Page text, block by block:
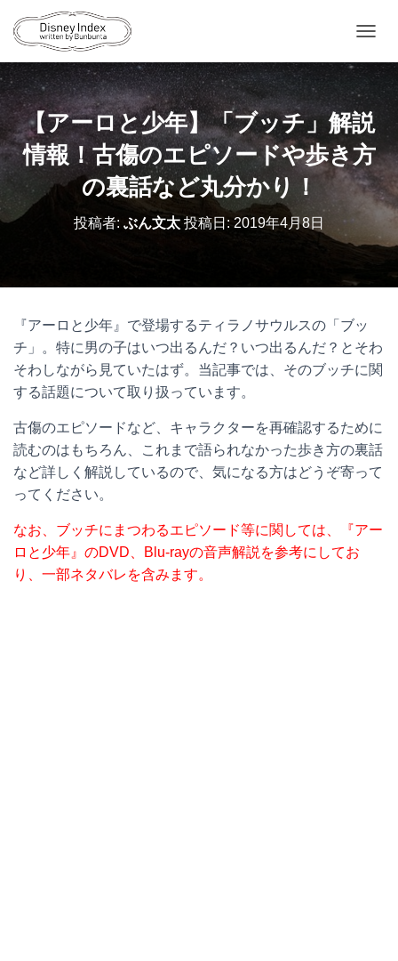
ビ
ゲ
ー
シ
ョ
ン
を
切
り
【アーロと少年】「ブッチ」解説
情報！古傷のエピソードや歩き方
の裏話など丸分かり！
投稿者: ぶん文太 投稿日: 2019年4月8日
『アーロと少年』で登場するティラノサウルスの「ブッ
チ」。特に男の子はいつ出るんだ？いつ出るんだ？とそわ
そわしながら見ていたはず。当記事では、そのブッチに関
する話題について取り扱っています。
古傷のエピソードなど、キャラクターを再確認するために
読むのはもちろん、これまで語られなかった歩き方の裏話
など詳しく解説しているので、気になる方はどうぞ寄って
ってください。
なお、ブッチにまつわるエピソード等に関しては、『アー
ロと少年』のDVD、Blu-rayの音声解説を参考にしてお
り、一部ネタバレを含みます。